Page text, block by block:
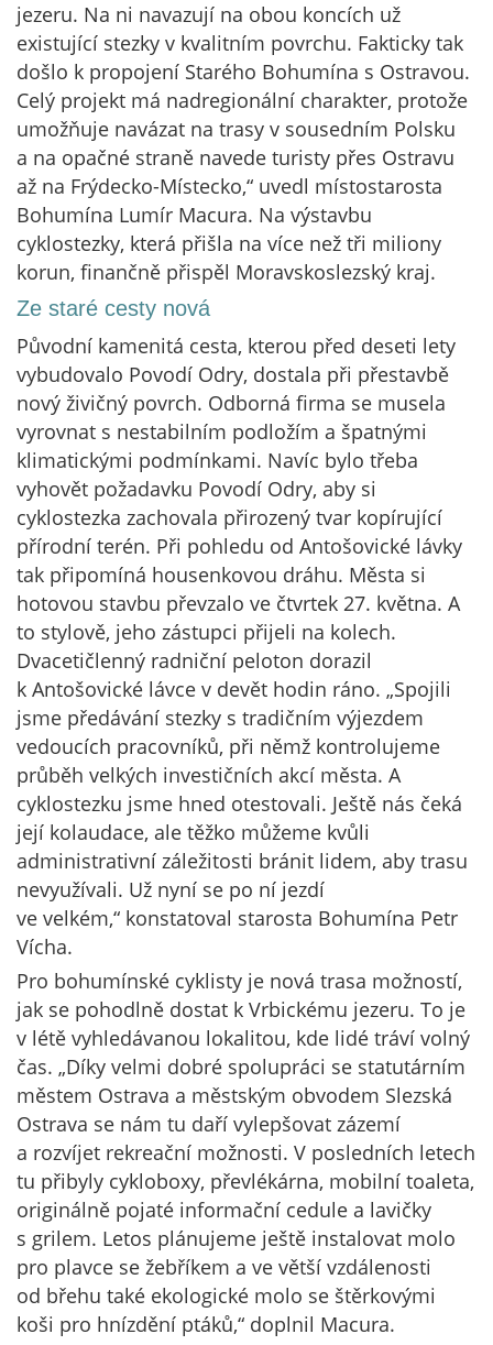
jezeru. Na ni navazují na obou koncích už
existující stezky v kvalitním povrchu. Fakticky tak
došlo k propojení Starého Bohumína s Ostravou.
Celý projekt má nadregionální charakter, protože
umožňuje navázat na trasy v sousedním Polsku
a na opačné straně navede turisty přes Ostravu
až na Frýdecko-Místecko,“ uvedl místostarosta
Bohumína Lumír Macura. Na výstavbu
cyklostezky, která přišla na více než tři miliony
korun, finančně přispěl Moravskoslezský kraj.
Ze staré cesty nová
Původní kamenitá cesta, kterou před deseti lety
vybudovalo Povodí Odry, dostala při přestavbě
nový živičný povrch. Odborná firma se musela
vyrovnat s nestabilním podložím a špatnými
klimatickými podmínkami. Navíc bylo třeba
vyhovět požadavku Povodí Odry, aby si
cyklostezka zachovala přirozený tvar kopírující
přírodní terén. Při pohledu od Antošovické lávky
tak připomíná housenkovou dráhu. Města si
hotovou stavbu převzalo ve čtvrtek 27. května. A
to stylově, jeho zástupci přijeli na kolech.
Dvacetičlenný radniční peloton dorazil
k Antošovické lávce v devět hodin ráno. „Spojili
jsme předávání stezky s tradičním výjezdem
vedoucích pracovníků, při němž kontrolujeme
průběh velkých investičních akcí města. A
cyklostezku jsme hned otestovali. Ještě nás čeká
její kolaudace, ale těžko můžeme kvůli
administrativní záležitosti bránit lidem, aby trasu
nevyužívali. Už nyní se po ní jezdí
ve velkém,“ konstatoval starosta Bohumína Petr
Vícha.
Pro bohumínské cyklisty je nová trasa možností,
jak se pohodlně dostat k Vrbickému jezeru. To je
v létě vyhledávanou lokalitou, kde lidé tráví volný
čas. „Díky velmi dobré spolupráci se statutárním
městem Ostrava a městským obvodem Slezská
Ostrava se nám tu daří vylepšovat zázemí
a rozvíjet rekreační možnosti. V posledních letech
tu přibyly cykloboxy, převlékárna, mobilní toaleta,
originálně pojaté informační cedule a lavičky
s grilem. Letos plánujeme ještě instalovat molo
pro plavce se žebříkem a ve větší vzdálenosti
od břehu také ekologické molo se štěrkovými
koši pro hnízdění ptáků,“ doplnil Macura.